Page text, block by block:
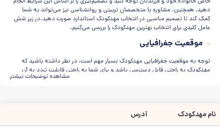
است؟
دهید. همچنین، مشاوره با متخصصان تربیتی و روانشناسی نیز می‌تواند به شما
کمک کند تا تصمیم مناسبی در انتخاب مهدکودک استاندارد صورت دهید.در زیر شش
عامل کلیدی برای انتخاب بهترین مهدکودک‌ را بررسی می‌کنیم.
موقعیت جغرافیایی
توجه به موقعیت جغرافیایی مهدکودک بسیار مهم است. در نظر داشته باشید که
مهدکودک به راحتی قابل دسترسی باشد و برای شما به راحتی قابلیت تردد به آن
بررسی امکانات و تجهیزات مهدکودک بسیار اساسی است. مطمئن شوید که
مهدکودک دارای فضای مناسب و سالم برای بازی و آموزش است و تجهیزات آموزشی و
مشاهده توضیحات بیشتر
نام مهدکودک آدرس